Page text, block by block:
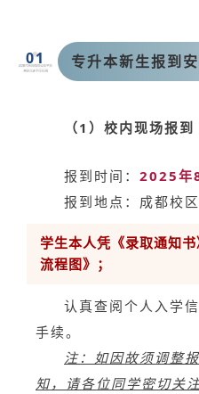
01 专升本新生报到
（1）校内现场报到
报到时间： 2025年
报到地点：成都校
学生本人凭《录取通知
流程图》；
认真查阅个人入学
手续。
注：如因故须调整
知，请各位同学密切关注